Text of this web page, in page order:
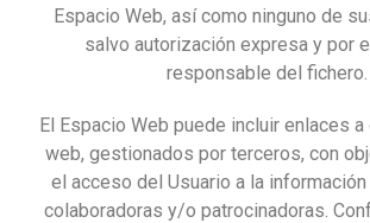
Espacio Web, así como ninguno de
salvo autorización expresa y por
responsable del fichero.
El Espacio Web puede incluir enlaces
web, gestionados por terceros, con
el acceso del Usuario a la
colaboradoras y/o patrocinadoras.